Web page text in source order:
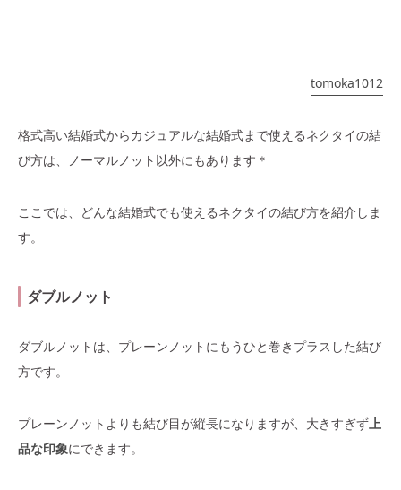
tomoka1012
格式高い結婚式からカジュアルな結婚式まで使えるネクタイの結
び方は、ノーマルノット以外にもあります＊
ここでは、どんな結婚式でも使えるネクタイの結び方を紹介しま
す。
ダブルノット
ダブルノットは、プレーンノットにもうひと巻きプラスした結び
方です。
プレーンノットよりも結び目が縦長になりますが、大きすぎず上
品な印象にできます。